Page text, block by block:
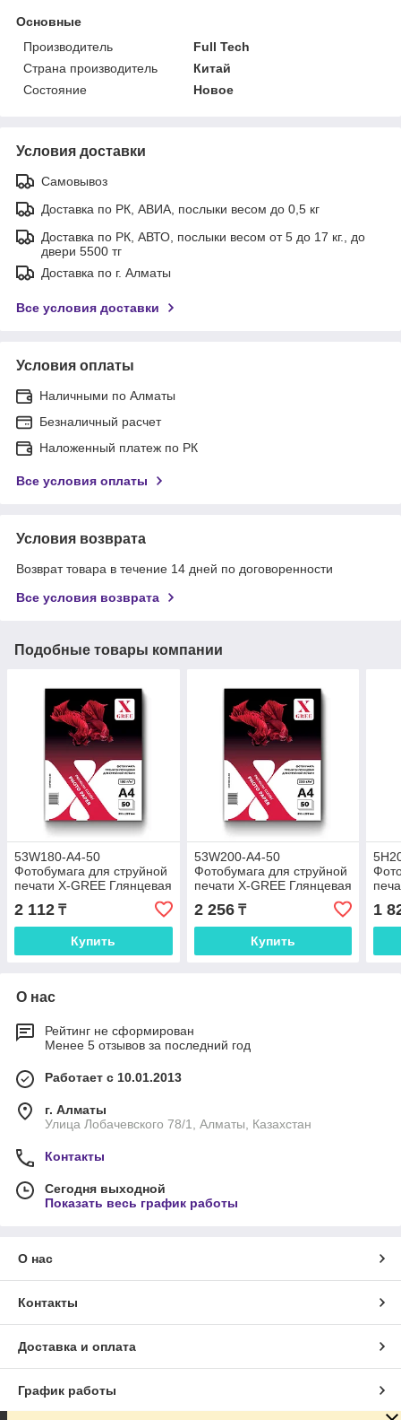
Основные
Производитель
Full Tech
Страна производитель
Китай
Состояние
Новое
Условия доставки
Самовывоз
Доставка по РК, АВИА, послыки весом до 0,5 кг
Доставка по РК, АВТО, послыки весом от 5 до 17 кг., до
двери 5500 тг
Доставка по г. Алматы
Все условия доставки
Условия оплаты
Наличными по Алматы
Безналичный расчет
Наложенный платеж по РК
Все условия оплаты
Условия возврата
Возврат товара в течение 14 дней по договоренности
Все условия возврата
Подобные товары компании
53W180-A4-50
Фотобумага для струйной
печати X-GREE Глянцевая
Premium
A4*210x297мм/50л/180г
NEW (22)
2 112 ₸
Купить
53W200-A4-50
Фотобумага для струйной
печати X-GREE Глянцевая
Premium
A4*210x297мм/50л/200г
NEW (20)
2 256₸
Купить
1
О нас
Рейтинг не сформирован
Менее 5 отзывов за последний год
Работает с 10.01.2013
г. Алматы
Улица Лобачевского 78/1, Алматы, Казахстан
Контакты
Сегодня выходной
Показать весь график работы
О нас
Контакты
Доставка и оплата
График работы